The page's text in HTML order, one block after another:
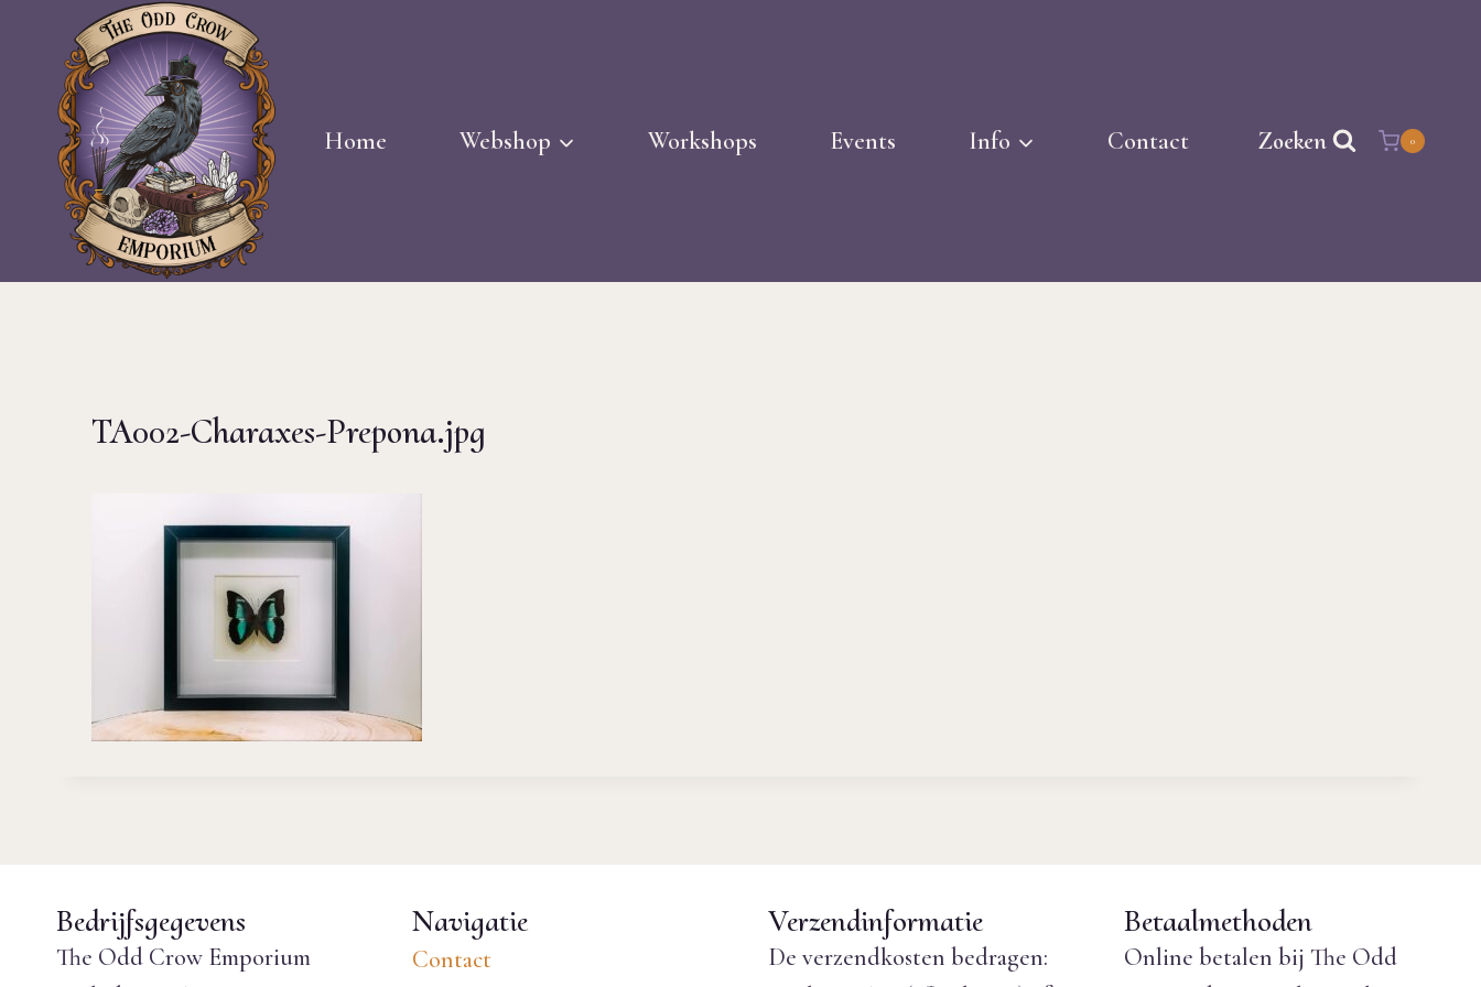
Doorgaan
inhoud
Home
Webshop Workshops Events Info Contact Zoeken 0
TA002-Charaxes-Prepona.jpg
Bedrijfsgegevens
The Odd Crow Emporium
Navigatie
Contact
Verzendinformatie
De verzendkosten bedragen:
Betaalmethoden
Online betalen bij The Odd